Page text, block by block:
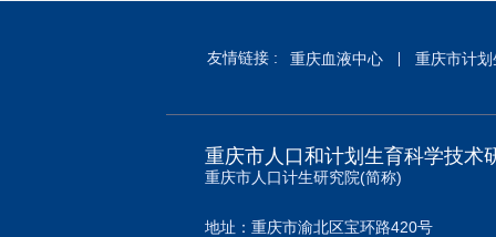
友情链接 : 重庆血液中心 重庆市计
重庆市人口和计划生育科学技术
重庆市人口计生研究院(简称)
地址：重庆市渝北区宝环路420号